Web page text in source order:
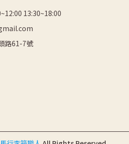
13:30~18:00
路61-7號